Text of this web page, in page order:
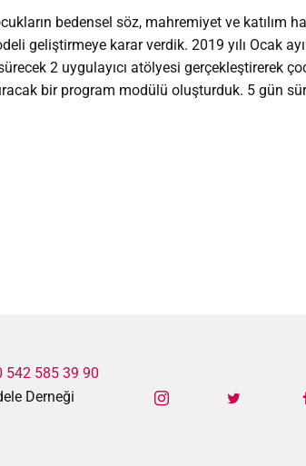
bedensel söz, mahremiyet ve katılım
geliştirmeye karar verdik. 2019 yılı Ocak
2 uygulayıcı atölyesi gerçekleştirerek
bir program modülü oluşturduk. 5 gün
542 585 39 90
Derneği